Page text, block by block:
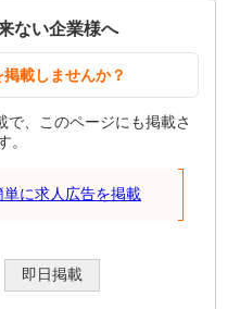
ない企業様へ
載しませんか？
で、このページにも掲載さ
。
に求人広告を掲載
即日掲載